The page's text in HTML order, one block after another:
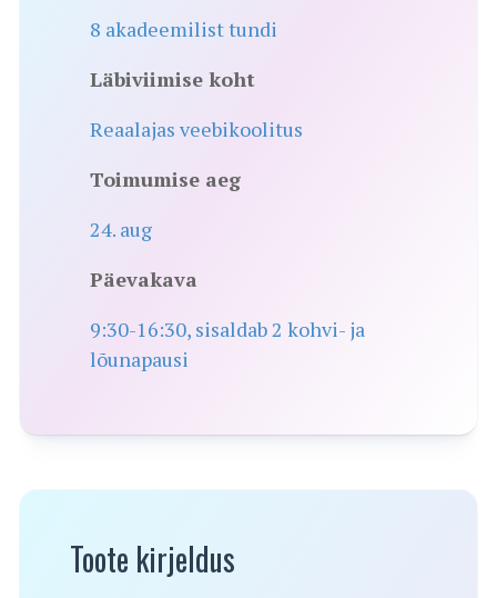
8 akadeemilist tundi
Läbiviimise koht
Reaalajas veebikoolitus
Toimumise aeg
24. aug
Päevakava
9:30-16:30, sisaldab 2 kohvi- ja
lõunapausi
Toote kirjeldus